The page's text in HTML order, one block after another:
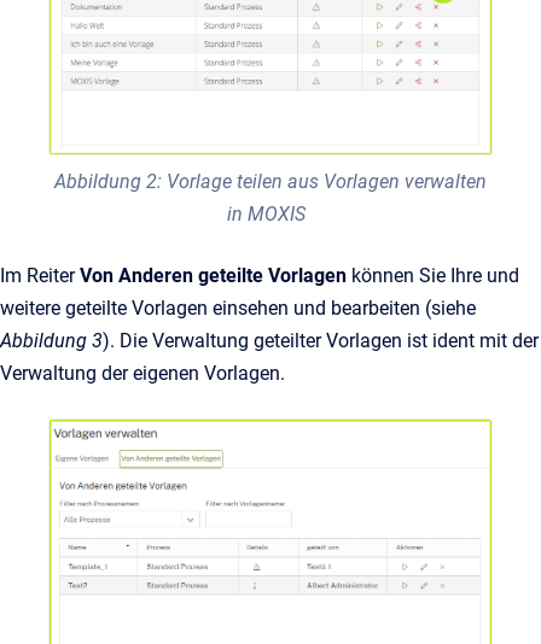
Abbildung 2: Vorlage teilen aus Vorlagen verwalten
in MOXIS
Im ReiterVon Anderen geteilte Vorlagen können Sie Ihre und
weitere geteilte Vorlagen einsehen und bearbeiten (siehe
Abbildung 3). Die Verwaltung geteilter Vorlagen ist ident mit der
Verwaltung der eigenen Vorlagen.